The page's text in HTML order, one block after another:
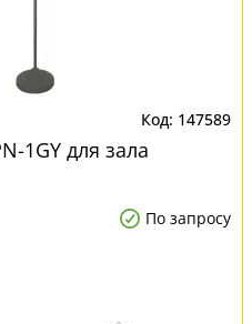
147589
1GY для зала
По запросу